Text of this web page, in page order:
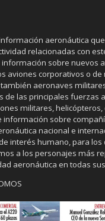
aeronáutica
relacionadas con
información sobre nuevos
aviones corporativos o de
aeronaves
de las principales fuerzas
militares, helicópteros,
información sobre
nacional e
interés humano, para los
a los personajes más
aeronáutica en todas